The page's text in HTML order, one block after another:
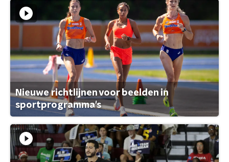
Nieuwe richtlijnen voor beelden in
sportprogramma's